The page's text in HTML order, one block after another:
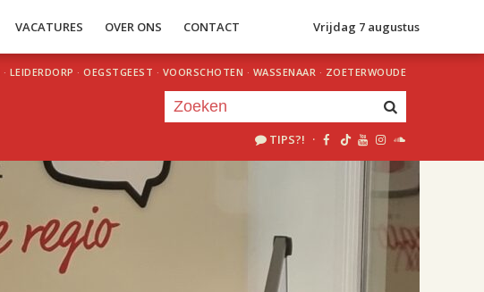
VACATURES OVER ONS CONTACT Vrijdag 7 augustus
· LEIDERDORP · OEGSTGEEST · VOORSCHOTEN · WASSENAAR · ZOETERWOUDE
TIPS?! ·
uur 1 van 2
Volgend uur